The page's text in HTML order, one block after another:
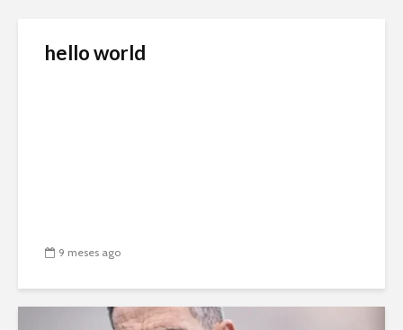
hello world
9 meses ago